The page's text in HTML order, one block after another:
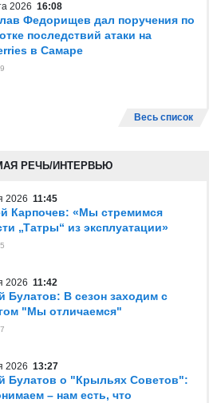
2026 16:08
Федорищев дал поручения по
последствий атаки на
в Самаре
Весь список
РЕЧЬ/ИНТЕРВЬЮ
2026 11:45
Карпочев: «Мы стремимся
„Татры“ из эксплуатации»
2026 11:42
Булатов: В сезон заходим с
"Мы отличаемся"
2026 13:27
Булатов о "Крыльях Советов":
– нам есть, что